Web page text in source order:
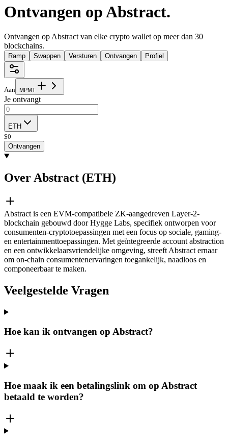
Ontvangen op Abstract.
Ontvangen op Abstract van elke crypto wallet op meer dan 30
blockchains.
Ramp Swappen Versturen Ontvangen Profiel
Aan MPMT
Je ontvangt
ETH
$0
Ontvangen
Over Abstract (ETH)
Abstract is een EVM-compatibele ZK-aangedreven Layer-2-
blockchain gebouwd door Hygge Labs, specifiek ontworpen voor
consumenten-cryptotoepassingen met een focus op sociale, gaming-
en entertainmenttoepassingen. Met geïntegreerde account abstraction
en een ontwikkelaarsvriendelijke omgeving, streeft Abstract ernaar
om on-chain consumentenervaringen toegankelijk, naadloos en
componeerbaar te maken.
Veelgestelde Vragen
Hoe kan ik ontvangen op Abstract?
Hoe maak ik een betalingslink om op Abstract
betaald te worden?